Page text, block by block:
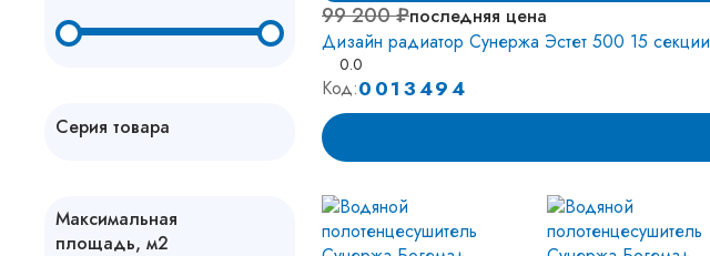
Серия товара
S-образный
Аркус
Максимальная
площадь, м2
99 200 ₽последняя цена
Дизайн радиатор Сунержа Эстет 500 15 секции
0.0
Код:0013494